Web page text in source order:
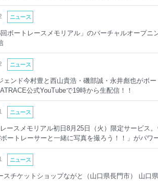
ニュース
回ボートレースメモリアル」のバーチャルオープ
ニュース
ェンド今村豊と西山貴浩・磯部誠・永井彪也がボ
公式YouTubeで19時から生配信！！
ニュース
ースメモリアル初日8月25日（火）限定サービス
ートレーサーと一緒に写真を撮ろう！！」がパワ
ニュース
スチケットショップながと（山口県長門市） 山口